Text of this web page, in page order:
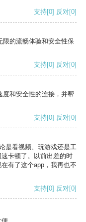
支持[0] 反对[0]
限的流畅体验和安全性保
支持[0] 反对[0]
度和安全性的连接，并帮
支持[0] 反对[0]
是看视频、玩游戏还是工
卡顿了。以前出差的时
有了这个app，我再也不
支持[0] 反对[0]